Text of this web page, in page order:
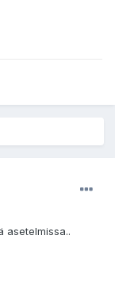
asetelmissa..